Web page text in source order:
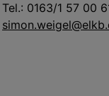
Tel.: 0163/1 57 00